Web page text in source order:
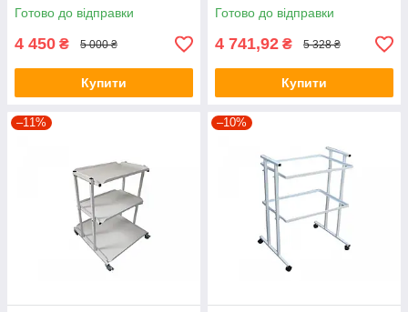
Готово до відправки
4 450 ₴ 5 000 ₴
Купити
Готово до відправки
4 741,92 ₴ 5 328 ₴
Купити
–11% –10%